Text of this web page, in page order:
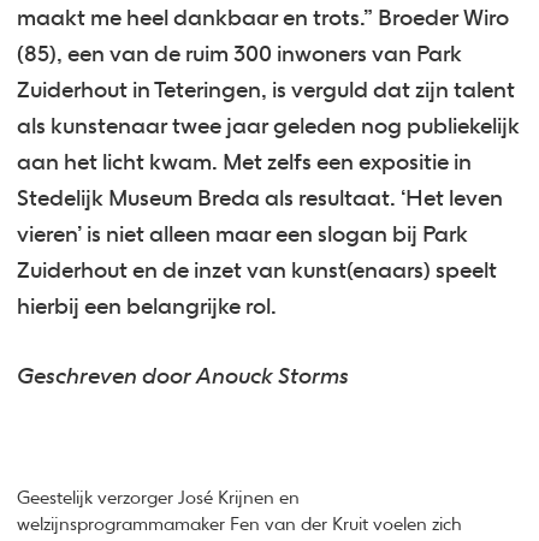
maakt me heel dankbaar en trots.” Broeder Wiro
(85), een van de ruim 300 inwoners van Park
Zuiderhout in Teteringen, is verguld dat zijn talent
als kunstenaar twee jaar geleden nog publiekelijk
aan het licht kwam. Met zelfs een expositie in
Stedelijk Museum Breda als resultaat. ‘Het leven
vieren’ is niet alleen maar een slogan bij Park
Zuiderhout en de inzet van kunst(enaars) speelt
hierbij een belangrijke rol.
Geschreven door Anouck Storms
Geestelijk verzorger José Krijnen en
welzijnsprogrammamaker Fen van der Kruit voelen zich